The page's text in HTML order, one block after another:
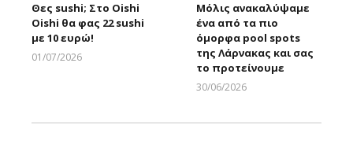
Θες sushi; Στο Oishi
Oishi θα φας 22 sushi
με 10 ευρώ!
01/07/2026
Μόλις ανακαλύψαμε
ένα από τα πιο
όμορφα pool spots
της Λάρνακας και σας
το προτείνουμε
30/06/2026